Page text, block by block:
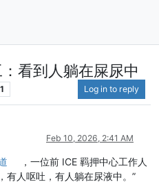
看到人躺在屎尿中
1 Log in to reply
Feb 10, 2026, 2:41 AM
，一位前 ICE 羁押中心工作人
有人呕吐，有人躺在尿液中。”